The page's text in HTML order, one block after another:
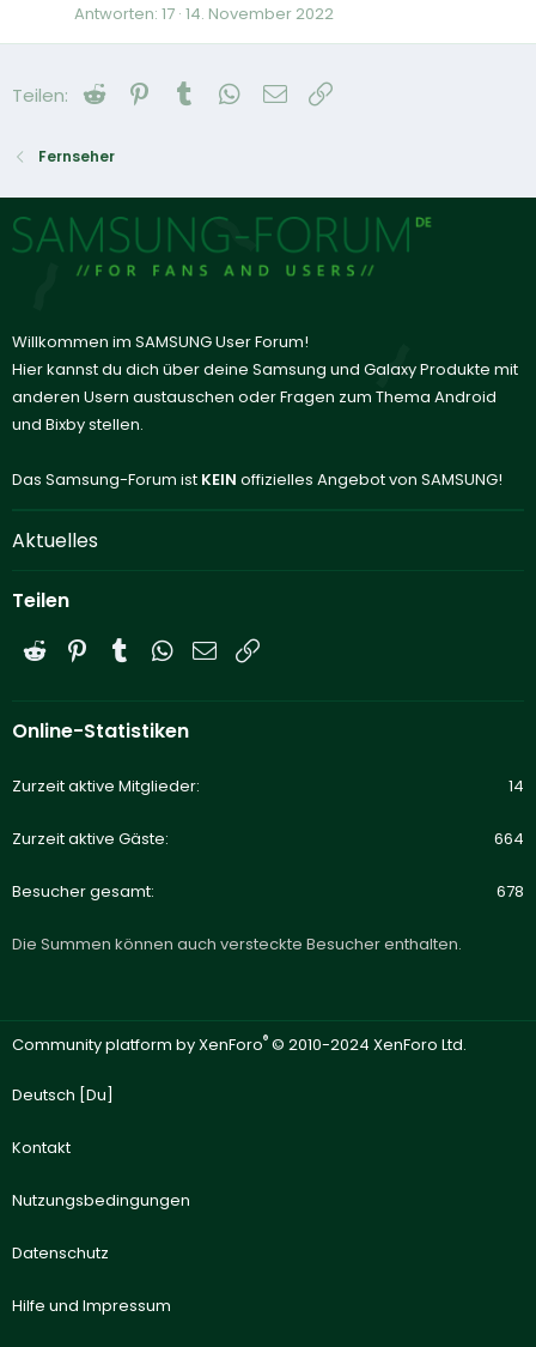
Antworten 17 14. November 2022
Teilen: Reddit Pinterest
Tumblr WhatsApp
E-Mail
Fernseher
Willkommen im SAMSUNG User Forum!
Hier kannst du dich über deine Samsung und Galaxy Produkte mit
anderen Usern austauschen oder Fragen zum Thema Android
und Bixby stellen.
Das Samsung-Forum ist KEIN offizielles Angebot von SAMSUNG!
Aktuelles
Teilen
Reddit PinterestTumblrWhatsApp
E-Mail
Online-Statistiken
Zurzeit aktive Mitglieder 14
Zurzeit aktive Gäste 664
Besucher gesamt 678
Die Summen können auch versteckte Besucher enthalten.
Community platform by XenForo® © 2010-2024 XenForo Ltd.
Deutsch [Du]
Kontakt
Nutzungsbedingungen
Datenschutz
Hilfe und Impressum